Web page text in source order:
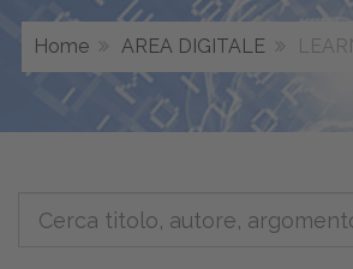
Home AREA DIGITALE